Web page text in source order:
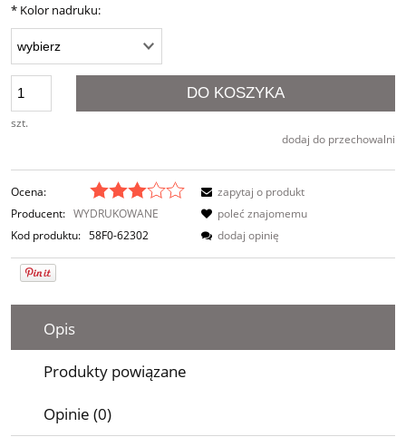
* Kolor nadruku:
szt.
DO KOSZYKA
dodaj do przechowalni
Ocena:
Producent: WYDRUKOWANE
Kod produktu: 58F0-62302
zapytaj o produkt
poleć znajomemu
dodaj opinię
Opis
Produkty powiązane
Opinie (0)